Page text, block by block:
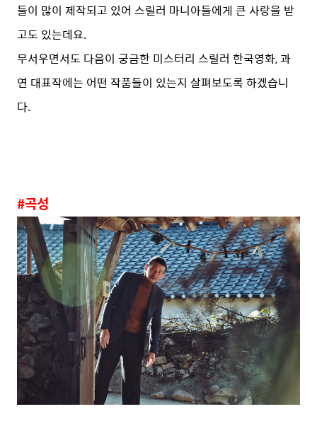
들이 많이 제작되고 있어 스릴러 마니아들에게 큰 사랑을 받
고도 있는데요.
무서우면서도 다음이 궁금한 미스터리 스릴러 한국영화, 과
연 대표작에는 어떤 작품들이 있는지 살펴보도록 하겠습니
다.
#곡성